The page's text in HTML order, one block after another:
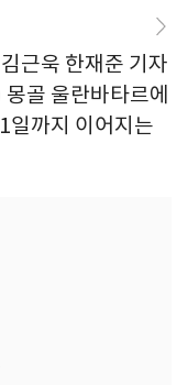
근욱 한재준 기자
골 울란바타르에
일까지 이어지는